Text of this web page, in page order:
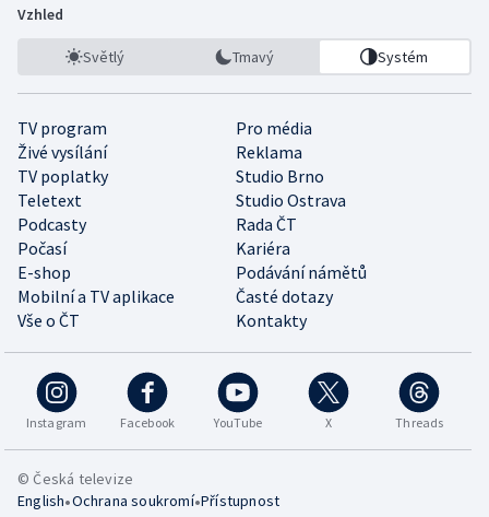
Vzhled
Světlý Tmavý Systém
TV program
Pro média
Živé vysílání
Reklama
TV poplatky
Studio Brno
Teletext
Studio Ostrava
Podcasty
Rada ČT
Počasí
Kariéra
E-shop
Podávání námětů
Mobilní a TV aplikace
Časté dotazy
Vše o ČT
Kontakty
Instagram Facebook YouTube X Threads
© Česká televize
English•Ochrana soukromí•Přístupnost